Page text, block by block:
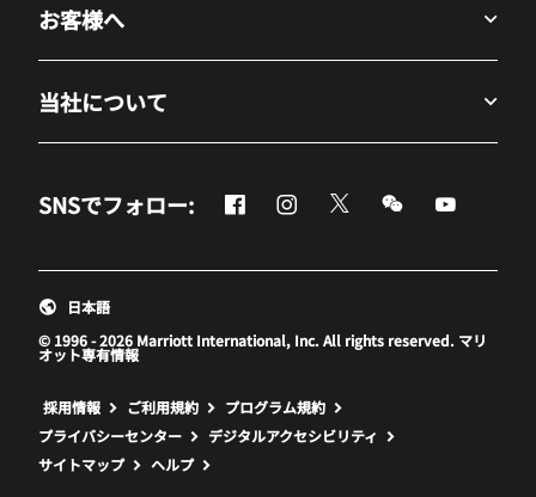
お客様へ
当社について
SNSでフォロー: Facebook
新しいウィンドウで開く
Instagram
新しいウィンドウで開く
Twitter
新しいウィンドウで開
Messenger
新しいウィンド
新しいウ
© 1996 - 2026 Marriott International, Inc. All rights reserved. マリ
オット専有情報
日本語
採用情報 新しいウィンドウで開く
ご利用規約
プログラム規約
プライバシーセンター
デジタルアクセシビリティ
サイトマップ
ヘルプ